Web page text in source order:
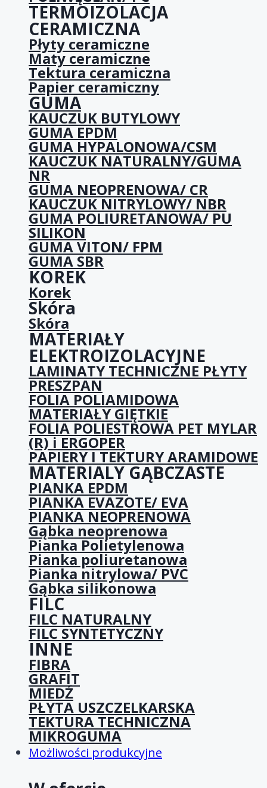
TERMOIZOLACJA
CERAMICZNA
Płyty ceramiczne
Maty ceramiczne
Tektura ceramiczna
Papier ceramiczny
GUMA
KAUCZUK BUTYLOWY
GUMA EPDM
GUMA HYPALONOWA/CSM
KAUCZUK NATURALNY/GUMA
NR
GUMA NEOPRENOWA/ CR
KAUCZUK NITRYLOWY/ NBR
GUMA POLIURETANOWA/ PU
SILIKON
GUMA VITON/ FPM
GUMA SBR
KOREK
Korek
Skóra
Skóra
MATERIAŁY
ELEKTROIZOLACYJNE
LAMINATY TECHNICZNE PŁYTY
PRESZPAN
FOLIA POLIAMIDOWA
MATERIAŁY GIĘTKIE
FOLIA POLIESTROWA PET MYLAR
(R) i ERGOPER
PAPIERY I TEKTURY ARAMIDOWE
MATERIALY GĄBCZASTE
PIANKA EPDM
PIANKA EVAZOTE/ EVA
PIANKA NEOPRENOWA
Gąbka neoprenowa
Pianka Polietylenowa
Pianka poliuretanowa
Pianka nitrylowa/ PVC
Gąbka silikonowa
FILC
FILC NATURALNY
FILC SYNTETYCZNY
INNE
FIBRA
GRAFIT
MIEDŹ
PŁYTA USZCZELKARSKA
TEKTURA TECHNICZNA
MIKROGUMA
Możliwości produkcyjne